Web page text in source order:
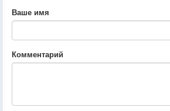
Ваше имя
Комментарий